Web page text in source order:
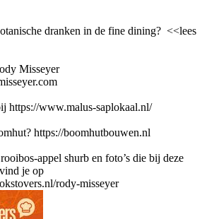
dranken in de fine dining? <<lees
Misseyer
https://www.malus-saplokaal.nl/
https://boomhutbouwen.nl
appel shurb en foto’s die bij deze
je op
rody-misseyer